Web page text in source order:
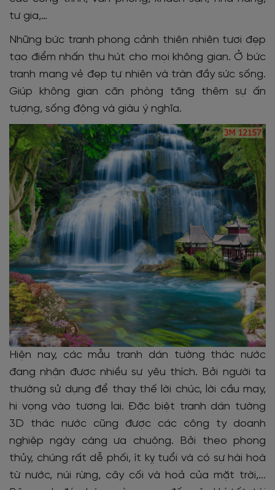
tư gia,…
Những bức tranh phong cảnh thiên nhiên tươi đẹp
tạo điểm nhấn thu hút cho mọi không gian. Ở bức
tranh mang vẻ đẹp tự nhiên và tràn đầy sức sống.
Giúp không gian căn phòng tăng thêm sự ấn
tượng, sống động và giàu ý nghĩa.
Hiện nay, các mẫu tranh dán tường thác nước
đang nhận được nhiều sự yêu thích. Bởi người ta
thường sử dụng để thay thế lời chúc, lời cầu may,
hi vọng vào tương lai. Đặc biệt tranh dán tường
3D thác nước cũng được các công ty doanh
nghiệp ngày càng ưa chuộng. Bởi theo phong
thủy, chúng rất dễ phối, ít kỵ tuổi và có sự hài hoà
từ nước, núi rừng, cây cối và hoả của mặt trời,...